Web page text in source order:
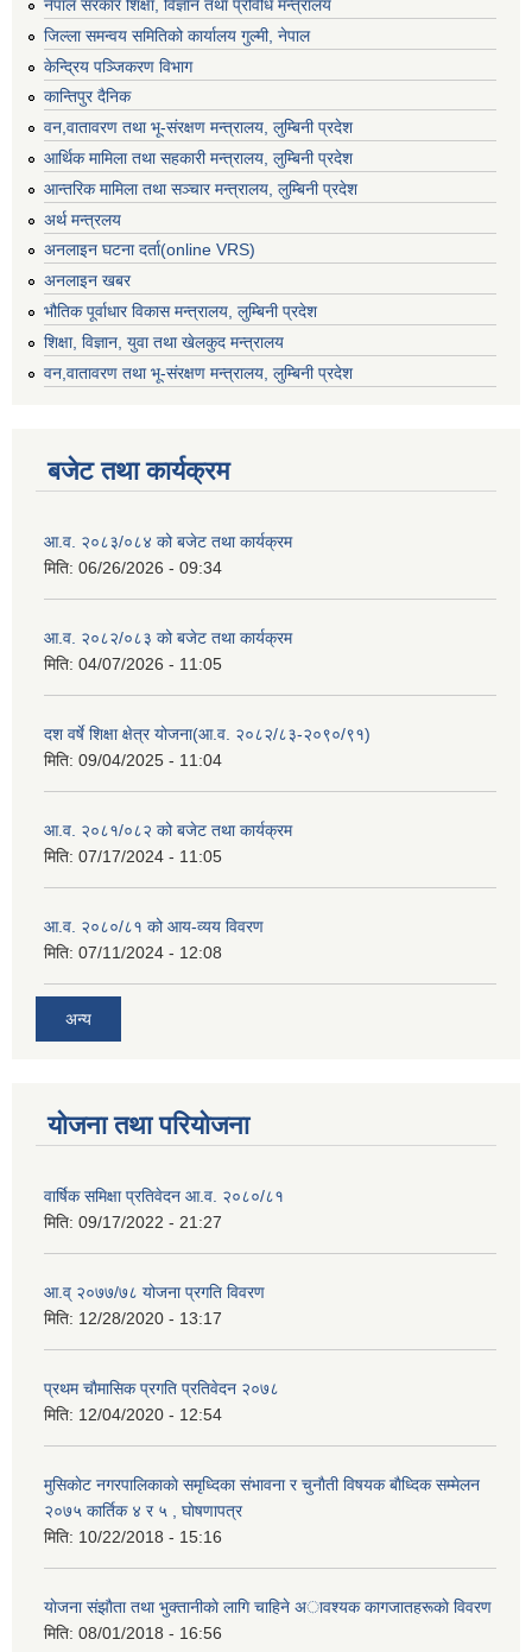
नेपाल सरकार शिक्षा, विज्ञान तथा प्रविधि मन्त्रालय
जिल्ला समन्वय समितिको कार्यालय गुल्मी, नेपाल
केन्द्रिय पञ्जिकरण विभाग
कान्तिपुर दैनिक
वन,वातावरण तथा भू-संरक्षण मन्त्रालय, लुम्बिनी प्रदेश
आर्थिक मामिला तथा सहकारी मन्त्रालय, लुम्बिनी प्रदेश
आन्तरिक मामिला तथा सञ्चार मन्त्रालय, लुम्बिनी प्रदेश
अर्थ मन्त्रलय
अनलाइन घटना दर्ता(online VRS)
अनलाइन खबर
भौतिक पूर्वाधार विकास मन्त्रालय, लुम्बिनी प्रदेश
शिक्षा, विज्ञान, युवा तथा खेलकुद मन्‍‍त्रालय
वन,वातावरण तथा भू-संरक्षण मन्त्रालय, लुम्बिनी प्रदेश
बजेट तथा कार्यक्रम
आ.व. २०८३/०८४ को बजेट तथा कार्यक्रम
मिति: 06/26/2026 - 09:34
आ.व. २०८२/०८३ को बजेट तथा कार्यक्रम
मिति: 04/07/2026 - 11:05
दश वर्षे शिक्षा क्षेत्र योजना(आ.व. २०८२/८३-२०९०/९१)
मिति: 09/04/2025 - 11:04
आ.व. २०८१/०८२ को बजेट तथा कार्यक्रम
मिति: 07/17/2024 - 11:05
आ.व. २०८०/८१ को आय-व्यय विवरण
मिति: 07/11/2024 - 12:08
अन्य
योजना तथा परियोजना
वार्षिक समिक्षा प्रतिवेदन आ.व. २०८०/८१
मिति: 09/17/2022 - 21:27
आ.व् २०७७/७८ योजना प्रगति विवरण
मिति: 12/28/2020 - 13:17
प्रथम चाैमासिक प्रगति प्रतिवेदन २०७८
मिति: 12/04/2020 - 12:54
मुसिकाेट नगरपालिकाकाे समृध्दिका संभावना र चुनाैती विषयक बाैध्दिक सम्मेलन
२०७५ कार्तिक ४ र ५ , घाेषणापत्र
मिति: 10/22/2018 - 15:16
याेजना संझाैता तथा भुक्तानीकाे लागि चाहिने अावश्यक कागजातहरूकाे विवरण
मिति: 08/01/2018 - 16:56